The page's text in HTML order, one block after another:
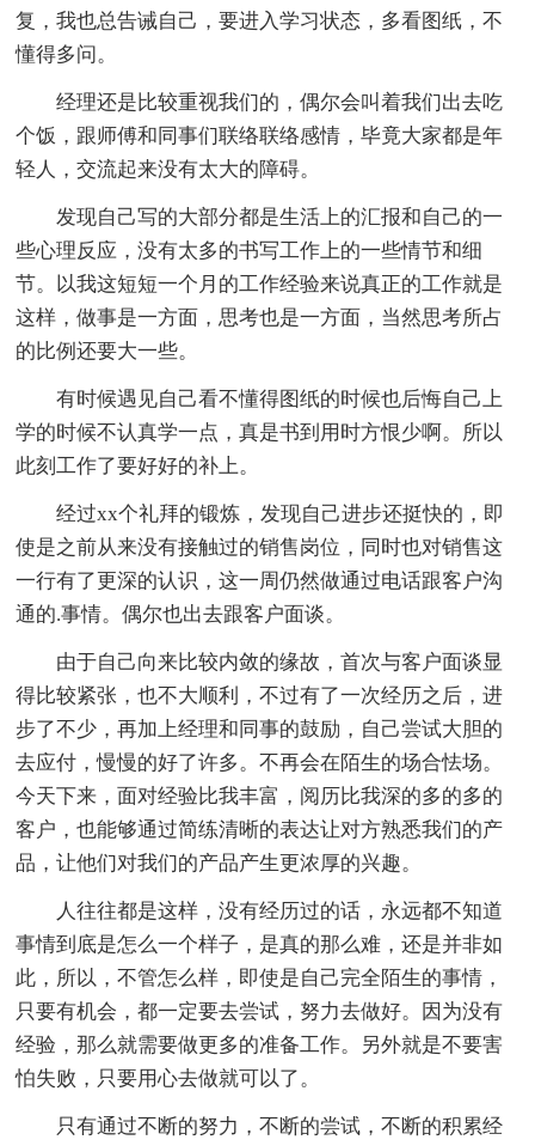
复，我也总告诫自己，要进入学习状态，多看图纸，不
懂得多问。
经理还是比较重视我们的，偶尔会叫着我们出去吃
个饭，跟师傅和同事们联络联络感情，毕竟大家都是年
轻人，交流起来没有太大的障碍。
发现自己写的大部分都是生活上的汇报和自己的一
些心理反应，没有太多的书写工作上的一些情节和细
节。以我这短短一个月的工作经验来说真正的工作就是
这样，做事是一方面，思考也是一方面，当然思考所占
的比例还要大一些。
有时候遇见自己看不懂得图纸的时候也后悔自己上
学的时候不认真学一点，真是书到用时方恨少啊。所以
此刻工作了要好好的补上。
经过xx个礼拜的锻炼，发现自己进步还挺快的，即
使是之前从来没有接触过的销售岗位，同时也对销售这
一行有了更深的认识，这一周仍然做通过电话跟客户沟
通的.事情。偶尔也出去跟客户面谈。
由于自己向来比较内敛的缘故，首次与客户面谈显
得比较紧张，也不大顺利，不过有了一次经历之后，进
步了不少，再加上经理和同事的鼓励，自己尝试大胆的
去应付，慢慢的好了许多。不再会在陌生的场合怯场。
今天下来，面对经验比我丰富，阅历比我深的多的多的
客户，也能够通过简练清晰的表达让对方熟悉我们的产
品，让他们对我们的产品产生更浓厚的兴趣。
人往往都是这样，没有经历过的话，永远都不知道
事情到底是怎么一个样子，是真的那么难，还是并非如
此，所以，不管怎么样，即使是自己完全陌生的事情，
只要有机会，都一定要去尝试，努力去做好。因为没有
经验，那么就需要做更多的准备工作。另外就是不要害
怕失败，只要用心去做就可以了。
只有通过不断的努力，不断的尝试，不断的积累经